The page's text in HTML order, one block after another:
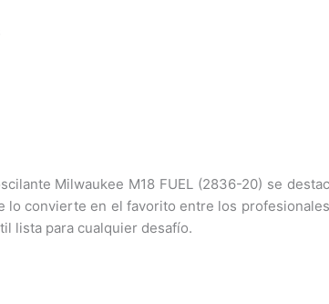
Milwaukee M18 FUEL (2836-20) se
lo convierte en el favorito entre los
lista para cualquier desafío.